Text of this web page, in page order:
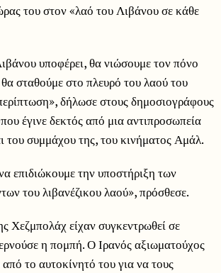
του στον «λαό του Λιβάνου σε κάθε
υποφέρει, θα νιώσουμε τον πόνο
σταθούμε στο πλευρό του λαού του
δήλωσε στους δημοσιογράφους
έγινε δεκτός από μια αντιπροσωπεία
του συμμάχου της, του κινήματος Αμάλ.
επιδιώκουμε την υποστήριξη των
του λιβανέζικου λαού», πρόσθεσε.
Χεζμπολάχ είχαν συγκεντρωθεί σε
η πομπή. Ο Ιρανός αξιωματούχος
το αυτοκίνητό του για να τους